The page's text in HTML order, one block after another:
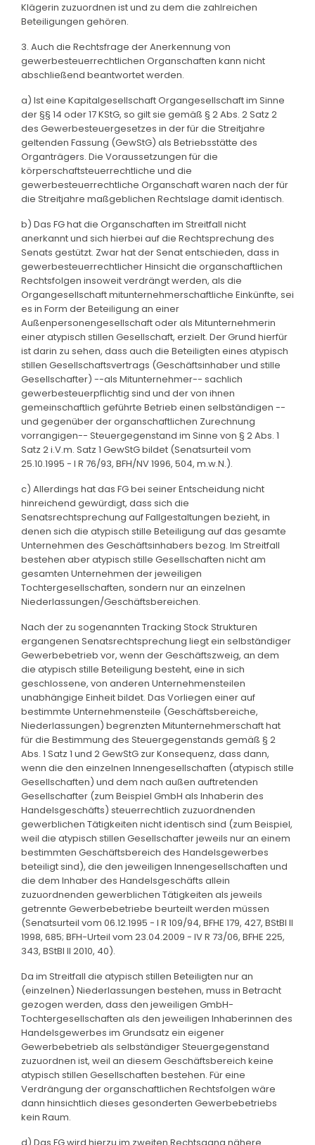
Klägerin zuzuordnen ist und zu dem die zahlreichen
Beteiligungen gehören.
3. Auch die Rechtsfrage der Anerkennung von
gewerbesteuerrechtlichen Organschaften kann nicht
abschließend beantwortet werden.
a) Ist eine Kapitalgesellschaft Organgesellschaft im Sinne
der §§ 14 oder 17 KStG, so gilt sie gemäß § 2 Abs. 2 Satz 2
des Gewerbesteuergesetzes in der für die Streitjahre
geltenden Fassung (GewStG) als Betriebsstätte des
Organträgers. Die Voraussetzungen für die
körperschaftsteuerrechtliche und die
gewerbesteuerrechtliche Organschaft waren nach der für
die Streitjahre maßgeblichen Rechtslage damit identisch.
b) Das FG hat die Organschaften im Streitfall nicht
anerkannt und sich hierbei auf die Rechtsprechung des
Senats gestützt. Zwar hat der Senat entschieden, dass in
gewerbesteuerrechtlicher Hinsicht die organschaftlichen
Rechtsfolgen insoweit verdrängt werden, als die
Organgesellschaft mitunternehmerschaftliche Einkünfte, sei
es in Form der Beteiligung an einer
Außenpersonengesellschaft oder als Mitunternehmerin
einer atypisch stillen Gesellschaft, erzielt. Der Grund hierfür
ist darin zu sehen, dass auch die Beteiligten eines atypisch
stillen Gesellschaftsvertrags (Geschäftsinhaber und stille
Gesellschafter) --als Mitunternehmer-- sachlich
gewerbesteuerpflichtig sind und der von ihnen
gemeinschaftlich geführte Betrieb einen selbständigen --
und gegenüber der organschaftlichen Zurechnung
vorrangigen-- Steuergegenstand im Sinne von § 2 Abs. 1
Satz 2 i.V.m. Satz 1 GewStG bildet (Senatsurteil vom
25.10.1995 - I R 76/93, BFH/NV 1996, 504, m.w.N.).
c) Allerdings hat das FG bei seiner Entscheidung nicht
hinreichend gewürdigt, dass sich die
Senatsrechtsprechung auf Fallgestaltungen bezieht, in
denen sich die atypisch stille Beteiligung auf das gesamte
Unternehmen des Geschäftsinhabers bezog. Im Streitfall
bestehen aber atypisch stille Gesellschaften nicht am
gesamten Unternehmen der jeweiligen
Tochtergesellschaften, sondern nur an einzelnen
Niederlassungen/Geschäftsbereichen.
Nach der zu sogenannten Tracking Stock Strukturen
ergangenen Senatsrechtsprechung liegt ein selbständiger
Gewerbebetrieb vor, wenn der Geschäftszweig, an dem
die atypisch stille Beteiligung besteht, eine in sich
geschlossene, von anderen Unternehmensteilen
unabhängige Einheit bildet. Das Vorliegen einer auf
bestimmte Unternehmensteile (Geschäftsbereiche,
Niederlassungen) begrenzten Mitunternehmerschaft hat
für die Bestimmung des Steuergegenstands gemäß § 2
Abs. 1 Satz 1 und 2 GewStG zur Konsequenz, dass dann,
wenn die den einzelnen Innengesellschaften (atypisch stille
Gesellschaften) und dem nach außen auftretenden
Gesellschafter (zum Beispiel GmbH als Inhaberin des
Handelsgeschäfts) steuerrechtlich zuzuordnenden
gewerblichen Tätigkeiten nicht identisch sind (zum Beispiel,
weil die atypisch stillen Gesellschafter jeweils nur an einem
bestimmten Geschäftsbereich des Handelsgewerbes
beteiligt sind), die den jeweiligen Innengesellschaften und
die dem Inhaber des Handelsgeschäfts allein
zuzuordnenden gewerblichen Tätigkeiten als jeweils
getrennte Gewerbebetriebe beurteilt werden müssen
(Senatsurteil vom 06.12.1995 - I R 109/94, BFHE 179, 427, BStBl II
1998, 685; BFH-Urteil vom 23.04.2009 - IV R 73/06, BFHE 225,
343, BStBl II 2010, 40).
Da im Streitfall die atypisch stillen Beteiligten nur an
(einzelnen) Niederlassungen bestehen, muss in Betracht
gezogen werden, dass den jeweiligen GmbH-
Tochtergesellschaften als den jeweiligen Inhaberinnen des
Handelsgewerbes im Grundsatz ein eigener
Gewerbebetrieb als selbständiger Steuergegenstand
zuzuordnen ist, weil an diesem Geschäftsbereich keine
atypisch stillen Gesellschaften bestehen. Für eine
Verdrängung der organschaftlichen Rechtsfolgen wäre
dann hinsichtlich dieses gesonderten Gewerbebetriebs
kein Raum.